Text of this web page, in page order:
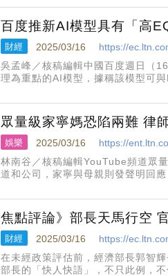
市的下一代
百度推新AI模型具有「高
財經 2025/03/16
https://
吳孟峰／核稿編輯中國百度週日（
理為重點的AI模型，據稱該模型可
眾量級家寧媽恐陷兩難 律
娛樂 2025/03/16
https://
林南谷／核稿編輯YouTube頻道眾
道和公司，家寧與母親則發聲明回
致外界質疑
焦點評論》部長天馬行空
財經 2025/03/16
https://
在未經政策評估前，經濟部長郭智
部長的「快人快語」，不只此例，